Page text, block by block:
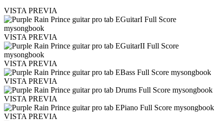
VISTA PREVIA
VISTA PREVIA
VISTA PREVIA
VISTA PREVIA
VISTA PREVIA
VISTA PREVIA